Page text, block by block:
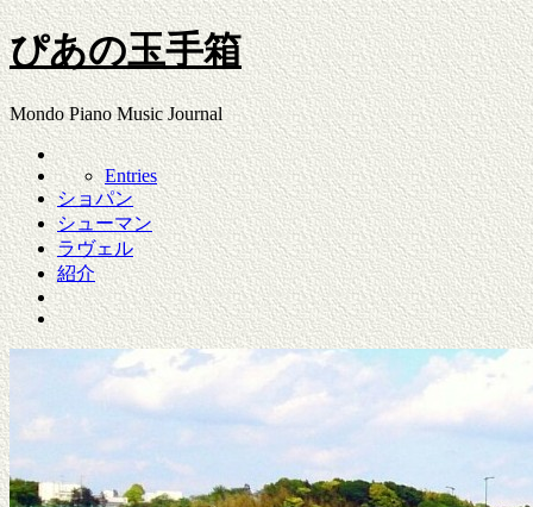
ぴあの玉手箱
Mondo Piano Music Journal
Entries
ショパン
シューマン
ラヴェル
紹介